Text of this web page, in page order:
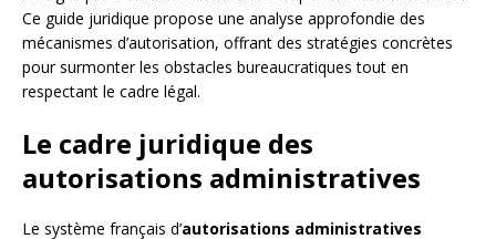
Ce guide juridique propose une analyse approfondie des
mécanismes d’autorisation, offrant des stratégies concrètes
pour surmonter les obstacles bureaucratiques tout en
respectant le cadre légal.
Le cadre juridique des
autorisations administratives
Le système français d’autorisations administratives